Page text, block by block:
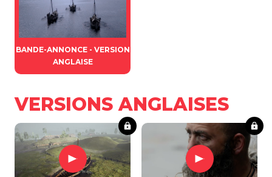
BANDE-ANNONCE - VERSION
ANGLAISE
VERSIONS ANGLAISES